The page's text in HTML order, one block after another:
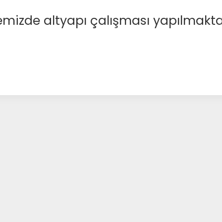
altyapı çalışması